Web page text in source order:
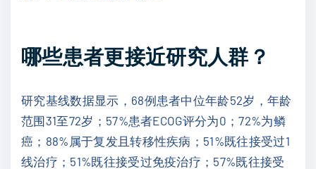
哪些患者更接近研究人群？
研究基线数据显示，68例患者中位年龄52岁，年龄
范围31至72岁；57%患者ECOG评分为0；72%为鳞
癌；88%属于复发且转移性疾病；51%既往接受过1
线治疗；51%既往接受过免疫治疗；57%既往接受